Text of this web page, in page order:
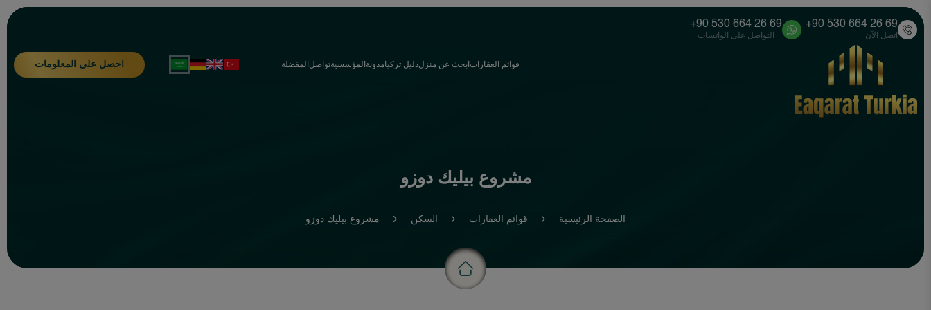
+90 530 664 26 69
اتصل الآن
+90 530 664 26 69
التواصل على الواتساب
قوائم العقارات ابحث عن منزلدليل تركيامدونة المؤسسيةتواصل المفضلة احصل على المعلومات
مشروع بيليك دوزو
الصفحة الرئيسية قوائم العقارات السكن مشروع بيليك دوزو